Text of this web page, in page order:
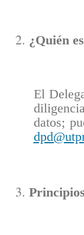
¿Quién
El
datos;